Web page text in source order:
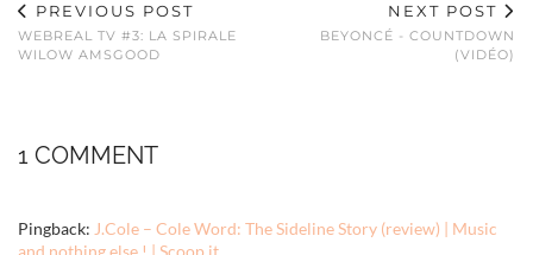
PREVIOUS POST
WEBREAL TV #3: LA SPIRALE
WILOW AMSGOOD
NEXT POST
BEYONCÉ - COUNTDOWN
(VIDÉO)
1 COMMENT
Pingback: J.Cole – Cole Word: The Sideline Story (review) | Music
and nothing else ! | Scoop.it